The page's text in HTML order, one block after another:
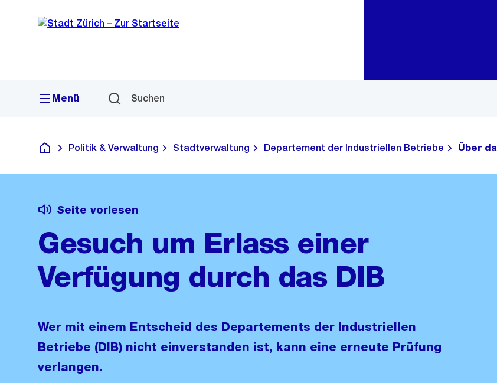
Navigation
Sprunglink
Menü Suchen
Deutsch
Politik & Verwaltung Stadtverwaltung Departement der Industriellen Betriebe Über
Seite vorlesen
Gesuch um Erlass einer
Verfügung durch das DIB
Wer mit einem Entscheid des Departements der Industriellen
Betriebe (DIB) nicht einverstanden ist, kann eine erneute Prüfung
verlangen.